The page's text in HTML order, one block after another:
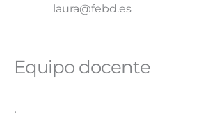
laura@febd.es
Equipo docente
.